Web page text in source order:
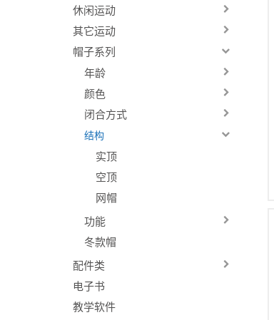
休闲运动
其它运动
帽子系列
年龄
颜色
闭合方式
结构
实顶
空顶
网帽
功能
冬款帽
配件类
电子书
教学软件